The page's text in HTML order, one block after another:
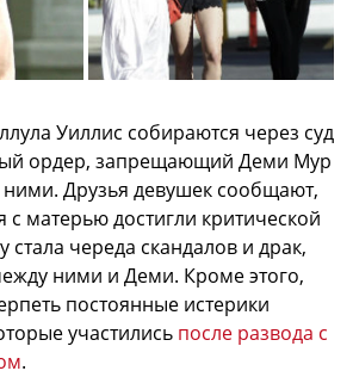
Уиллис собираются через суд
ордер, запрещающий Деми Мур
ними. Друзья девушек сообщают,
с матерью достигли критической
стала череда скандалов и драк,
ними и Деми. Кроме этого,
постоянные истерики
участились после развода с
.